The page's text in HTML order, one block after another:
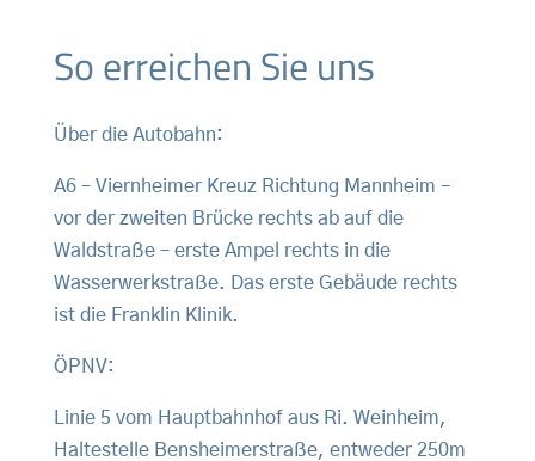
So erreichen Sie uns
Über die Autobahn:
A6 – Viernheimer Kreuz Richtung Mannheim –
vor der zweiten Brücke rechts ab auf die
Waldstraße – erste Ampel rechts in die
Wasserwerkstraße. Das erste Gebäude rechts
ist die Franklin Klinik.
ÖPNV:
Linie 5 vom Hauptbahnhof aus Ri. Weinheim,
Haltestelle Bensheimerstraße, entweder 250m